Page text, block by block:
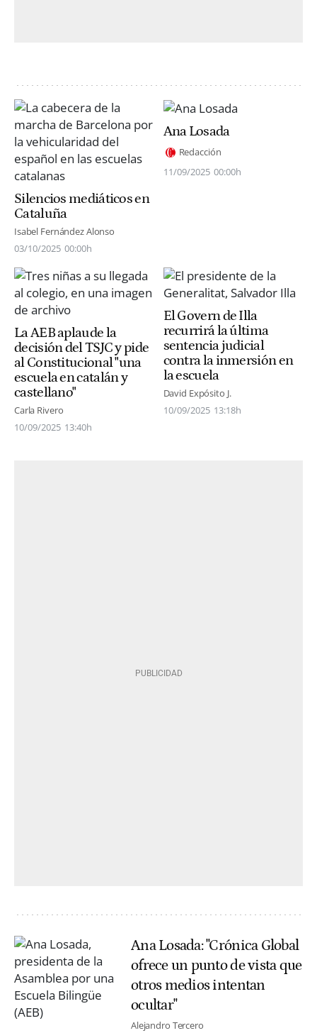
Silencios mediáticos en
Cataluña
Isabel Fernández Alonso
03/10/2025 00:00h
Ana Losada
Redacción
11/09/2025 00:00h
La AEB aplaude la
decisión del TSJC y pide
al Constitucional "una
escuela en catalán y
castellano"
Carla Rivero
10/09/2025 13:40h
El Govern de Illa
recurrirá la última
sentencia judicial
contra la inmersión en
la escuela
David Expósito J.
10/09/2025 13:18h
Ana Losada: "Crónica Global
ofrece un punto de vista que
otros medios intentan
ocultar"
Alejandro Tercero